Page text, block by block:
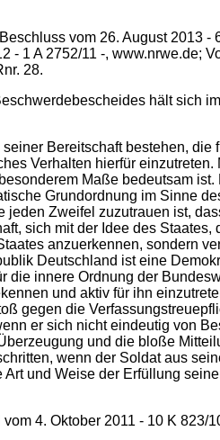
vom 26. August 2013
1 A 2752/11 -, www.nrwe.de;
28.
hält sich
Bereitschaft bestehen,
Verhalten hierfür
Maße bedeutsam
Grundordnung im Sinne
Zweifel zuzutrauen ist,
sich mit der Idee des
anzuerkennen, sondern
Deutschland ist eine
innere Ordnung der
und aktiv für ihn
gegen die
er sich nicht eindeutig von
und die bloße
wenn der Soldat aus
und Weise der Erfüllung
4. Oktober 2011 - 10 K 823/